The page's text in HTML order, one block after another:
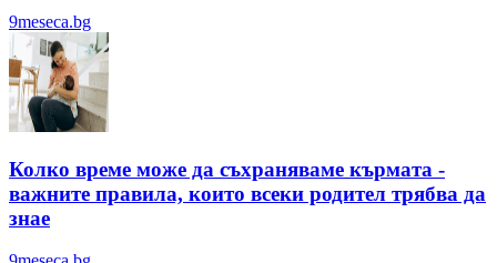
9meseca.bg
Колко време може да съхраняваме кърмата -
важните правила, които всеки родител трябва да
знае